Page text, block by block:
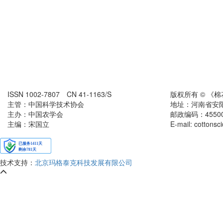
ISSN 1002-7807 CN 41-1163/S
主管：中国科学技术协会
主办：中国农学会
主编：宋国立
版权所有 © 《
地址：河南省安
邮政编码：
E-mail:
技术支持： 北京玛格泰克科技发展有限公司